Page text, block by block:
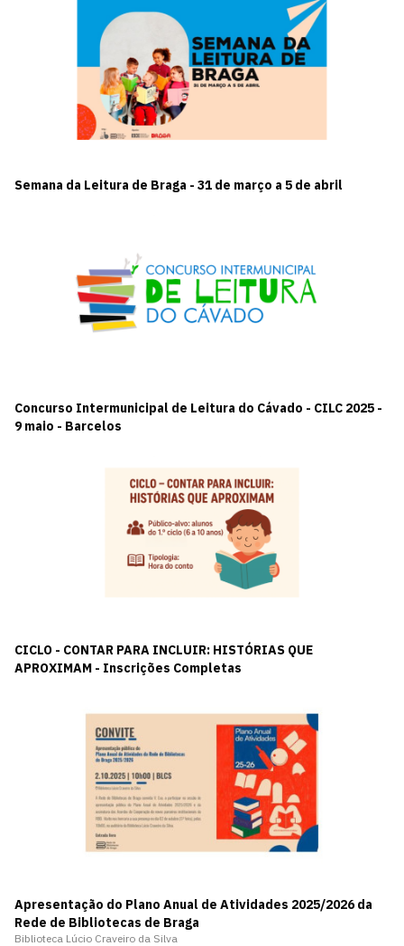
Semana da Leitura de Braga - 31 de março a 5 de abril
Concurso Intermunicipal de Leitura do Cávado - CILC 2025 -
9 maio - Barcelos
CICLO - CONTAR PARA INCLUIR: HISTÓRIAS QUE
APROXIMAM - Inscrições Completas
Apresentação do Plano Anual de Atividades 2025/2026 da
Rede de Bibliotecas de Braga
Biblioteca Lúcio Craveiro da Silva